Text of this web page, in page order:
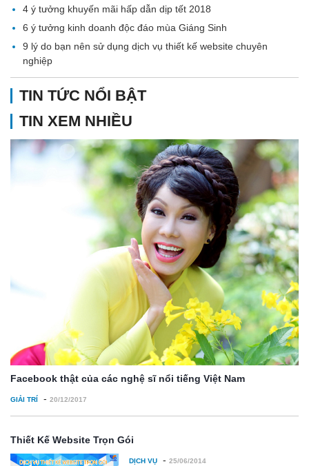
4 ý tưởng khuyến mãi hấp dẫn dịp tết 2018
6 ý tưởng kinh doanh độc đáo mùa Giáng Sinh
9 lý do bạn nên sử dụng dịch vụ thiết kế website chuyên
nghiệp
TIN TỨC NỔI BẬT
TIN XEM NHIỀU
Facebook thật của các nghệ sĩ nổi tiếng Việt Nam
GIẢI TRÍ - 20/12/2017
Thiết Kế Website Trọn Gói
DỊCH VỤ - 25/06/2014